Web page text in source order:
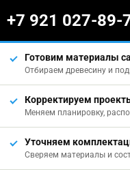
+7 921 027-89-
Готовим материалы
Отбираем древесину и
Корректируем
Меняем планировку,
Уточняем
Сверяем материалы и